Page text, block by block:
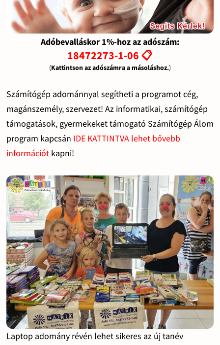
Adóbevalláskor 1%-hoz az adószám:
18472273-1-06 📋
(Kattintson az adószámra a másoláshoz.)
Számítógép adománnyal segítheti a programot cég,
magánszemély, szervezet! Az informatikai, számítógép
támogatások, gyermekeket támogató Számítógép Álom
program kapcsán IDE KATTINTVA lehet bővebb
információtkapni!
Laptop adomány révén lehet sikeres az új tanév